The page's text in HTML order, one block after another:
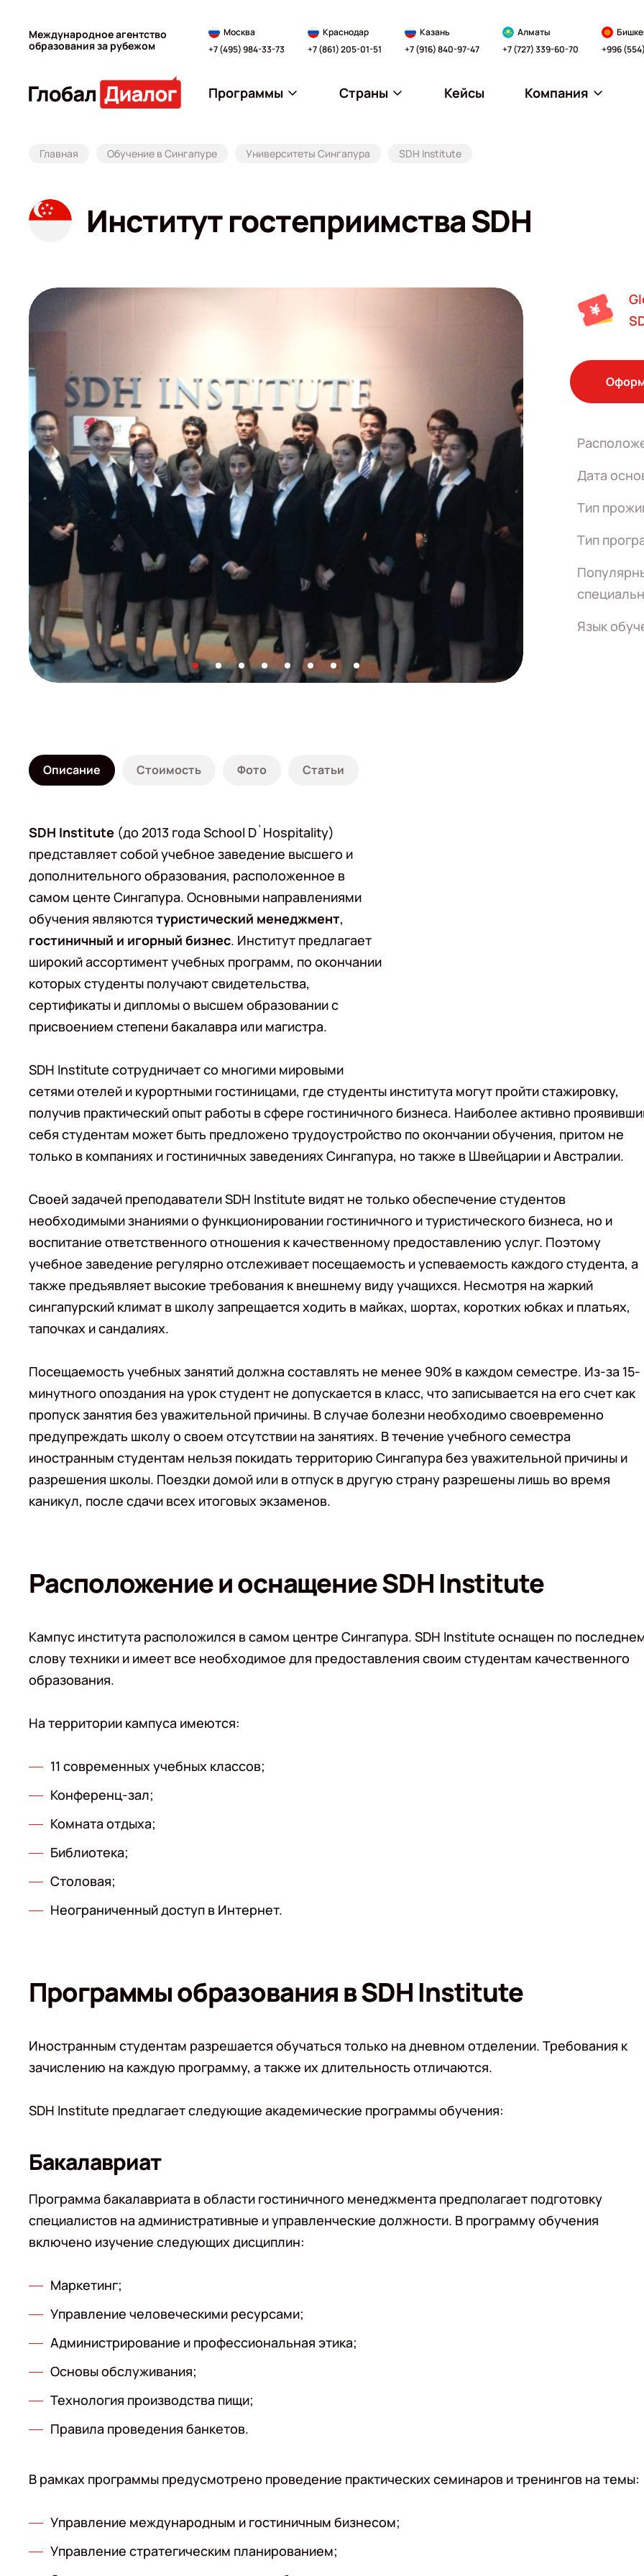
Международное агентство
образования за рубежом
Москва
+7 (495) 984-33-73
Краснодар
+7 (861) 205-01-51
Казань
+7 (916) 840-97-47
Алматы
+7 (727) 339-60-70
+996
Программы Страны Кейсы Компания
Главная Обучение в Сингапуре Университеты Сингапура SDH Institute
Институт гостеприимства SDH
Дата
Тип
Тип
Язык
Описание Стоимость Фото Статьи
SDH Institute (до 2013 года School D`Hospitality)
представляет собой учебное заведение высшего и
дополнительного образования, расположенное в
самом центе Сингапура. Основными направлениями
обучения являются туристический менеджмент,
гостиничный и игорный бизнес. Институт предлагает
широкий ассортимент учебных программ, по окончании
которых студенты получают свидетельства,
сертификаты и дипломы о высшем образовании с
присвоением степени бакалавра или магистра.
SDH Institute сотрудничает со многими мировыми
сетями отелей и курортными гостиницами, где студенты института могут пройти стажировку,
получив практический опыт работы в сфере гостиничного бизнеса. Наиболее активно
себя студентам может быть предложено трудоустройство по окончании обучения, притом не
только в компаниях и гостиничных заведениях Сингапура, но также в Швейцарии и Австралии.
Своей задачей преподаватели SDH Institute видят не только обеспечение студентов
необходимыми знаниями о функционировании гостиничного и туристического бизнеса, но и
воспитание ответственного отношения к качественному предоставлению услуг. Поэтому
учебное заведение регулярно отслеживает посещаемость и успеваемость каждого студента, а
также предъявляет высокие требования к внешнему виду учащихся. Несмотря на жаркий
сингапурский климат в школу запрещается ходить в майках, шортах, коротких юбках и платьях,
тапочках и сандалиях.
Посещаемость учебных занятий должна составлять не менее 90% в каждом семестре. Из-за 15-
минутного опоздания на урок студент не допускается в класс, что записывается на его счет как
пропуск занятия без уважительной причины. В случае болезни необходимо своевременно
предупреждать школу о своем отсутствии на занятиях. В течение учебного семестра
иностранным студентам нельзя покидать территорию Сингапура без уважительной причины и
разрешения школы. Поездки домой или в отпуск в другую страну разрешены лишь во время
каникул, после сдачи всех итоговых экзаменов.
Расположение и оснащение SDH Institute
Кампус института расположился в самом центре Сингапура. SDH Institute оснащен по
слову техники и имеет все необходимое для предоставления своим студентам качественного
образования.
На территории кампуса имеются:
11 современных учебных классов;
Конференц-зал;
Комната отдыха;
Библиотека;
Столовая;
Неограниченный доступ в Интернет.
Программы образования в SDH Institute
Иностранным студентам разрешается обучаться только на дневном отделении. Требования к
зачислению на каждую программу, а также их длительность отличаются.
SDH Institute предлагает следующие академические программы обучения:
Бакалавриат
Программа бакалавриата в области гостиничного менеджмента предполагает подготовку
специалистов на административные и управленческие должности. В программу обучения
включено изучение следующих дисциплин:
Маркетинг;
Управление человеческими ресурсами;
Администрирование и профессиональная этика;
Основы обслуживания;
Технология производства пищи;
Правила проведения банкетов.
В рамках программы предусмотрено проведение практических семинаров и тренингов на темы:
Управление международным и гостиничным бизнесом;
Управление стратегическим планированием;